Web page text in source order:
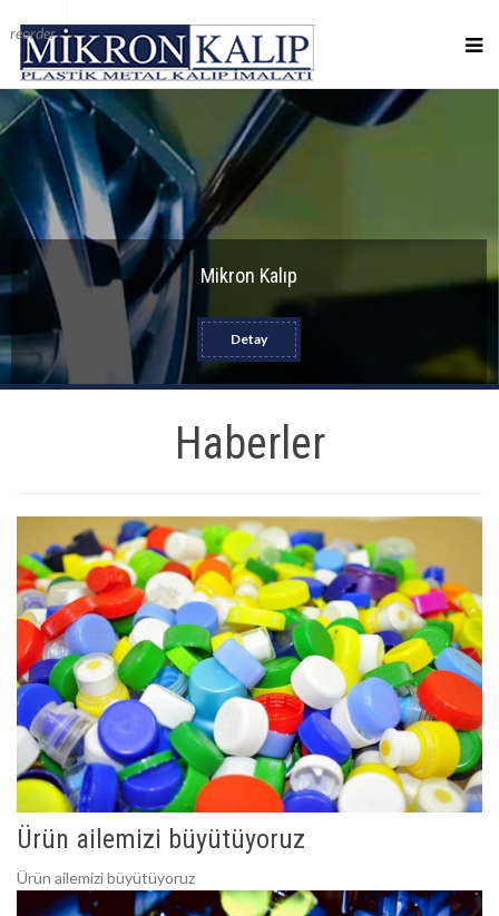
reorder
Mikron Kalıp
Detay
Haberler
Ürün ailemizi büyütüyoruz
Ürün ailemizi büyütüyoruz